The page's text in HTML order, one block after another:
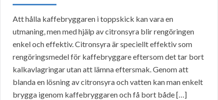
Att hålla kaffebryggaren i toppskick kan vara en
utmaning, men med hjälp av citronsyra blir rengöringen
enkel och effektiv. Citronsyra är speciellt effektiv som
rengöringsmedel för kaffebryggare eftersom det tar bort
kalkavlagringar utan att lämna eftersmak. Genom att
blanda en lösning av citronsyra och vatten kan man enkelt
brygga igenom kaffebryggaren och få bort både […]